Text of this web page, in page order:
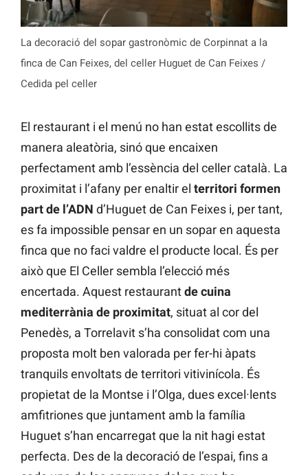
La decoració del sopar gastronòmic de Corpinnat a la
finca de Can Feixes, del celler Huguet de Can Feixes /
Cedida pel celler
El restaurant i el menú no han estat escollits de
manera aleatòria, sinó que encaixen
perfectament amb l’essència del celler català. La
proximitat i l’afany per enaltir el territori formen
part de l’ADN d’Huguet de Can Feixes i, per tant,
es fa impossible pensar en un sopar en aquesta
finca que no faci valdre el producte local. És per
això que El Celler sembla l’elecció més
encertada. Aquest restaurantde cuina
mediterrània de proximitat, situat al cor del
Penedès, a Torrelavit s’ha consolidat com una
proposta molt ben valorada per fer-hi àpats
tranquils envoltats de territori vitivinícola. És
propietat de la Montse i l’Olga, dues excel·lents
amfitriones que juntament amb la família
Huguet s’han encarregat que la nit hagi estat
perfecta. Des de la decoració de l’espai, fins a